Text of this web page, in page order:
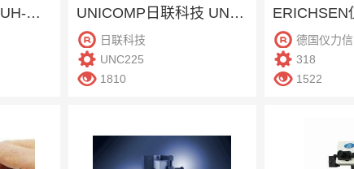
SHIMADZU岛津 DUH-W201S 超显微动态硬度计 UNICOMP日联科技 UNC225 X-RAY探伤仪
日联科技
UNC225
1810
德国仪力信
318
1522